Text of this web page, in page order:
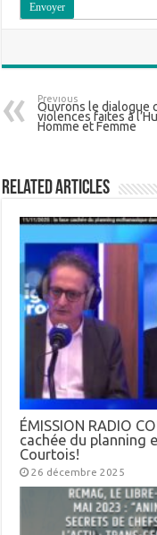
Previous
Ouvrons le dialogue
violences faites à
Homme et Femme
Related Articles
ÉMISSION RADIO
cachée du planning
Courtois!
26 décembre 2025